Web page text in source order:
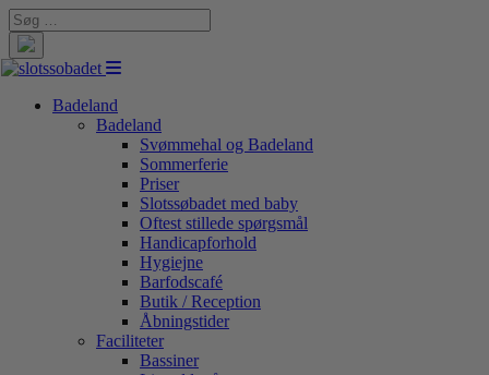
Search
for:
Badeland
Badeland
Svømmehal og Badeland
Sommerferie
Priser
Slotssøbadet med baby
Oftest stillede spørgsmål
Handicapforhold
Hygiejne
Barfodscafé
Butik / Reception
Åbningstider
Faciliteter
Bassiner